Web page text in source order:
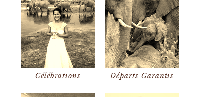
Célébrations Départs Garantis